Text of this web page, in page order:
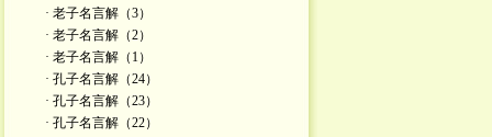
· 老子名言解（3）
· 老子名言解（2）
· 老子名言解（1）
· 孔子名言解（24）
· 孔子名言解（23）
· 孔子名言解（22）